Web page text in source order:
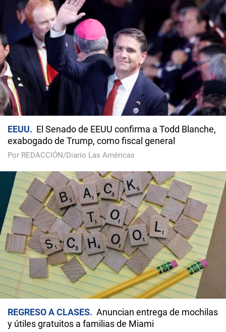
EEUU
El Senado de EEUU confirma a Todd Blanche,
exabogado de Trump, como fiscal general
Por REDACCIÓN/Diario Las Américas
REGRESO A CLASES
Anuncian entrega de mochilas
y útiles gratuitos a familias de Miami